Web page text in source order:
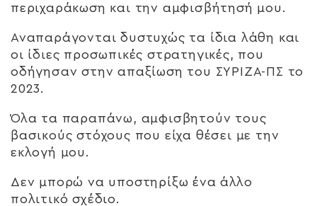
περιχαράκωση και την αμφισβήτησή μου.
Αναπαράγονται δυστυχώς τα ίδια λάθη και
οι ίδιες προσωπικές στρατηγικές, που
οδήγησαν στην απαξίωση του ΣΥΡΙΖΑ-ΠΣ το
2023.
Όλα τα παραπάνω, αμφισβητούν τους
βασικούς στόχους που είχα θέσει με την
εκλογή μου.
Δεν μπορώ να υποστηρίξω ένα άλλο
πολιτικό σχέδιο.